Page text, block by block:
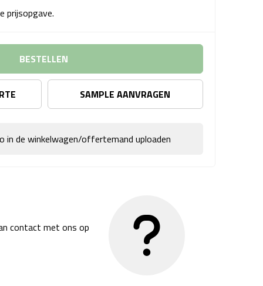
prijsopgave.
BESTELLEN
SAMPLE AANVRAGEN
in de winkelwagen/offertemand uploaden
contact met ons op